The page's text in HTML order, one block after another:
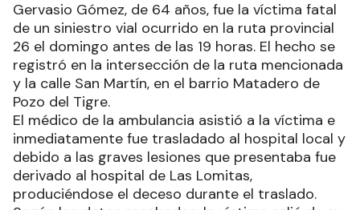
Gervasio Gómez, de 64 años, fue la víctima fatal
de un siniestro vial ocurrido en la ruta provincial
26 el domingo antes de las 19 horas. El hecho se
registró en la intersección de la ruta mencionada
y la calle San Martín, en el barrio Matadero de
Pozo del Tigre.
El médico de la ambulancia asistió a la víctima e
inmediatamente fue trasladado al hospital local y
debido a las graves lesiones que presentaba fue
derivado al hospital de Las Lomitas,
produciéndose el deceso durante el traslado.